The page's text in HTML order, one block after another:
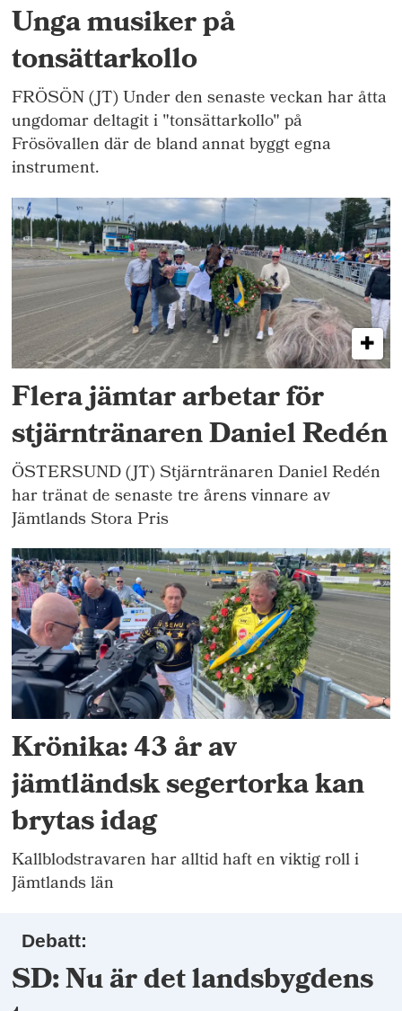
Unga musiker på
tonsättarkollo
FRÖSÖN (JT) Under den senaste veckan har åtta
ungdomar deltagit i "tonsättarkollo" på
Frösövallen där de bland annat byggt egna
instrument.
Flera jämtar arbetar för
stjärntränaren Daniel Redén
ÖSTERSUND (JT) Stjärntränaren Daniel Redén
har tränat de senaste tre årens vinnare av
Jämtlands Stora Pris
Krönika: 43 år av
jämtländsk segertorka kan
brytas idag
Kallblodstravaren har alltid haft en viktig roll i
Jämtlands län
Debatt:
SD: Nu är det landsbygdens